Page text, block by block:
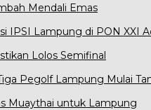
Mendali Emas
IPSI Lampung di PON XXI
Lolos Semifinal
Pegolf Lampung Mulai
Muaythai untuk Lampung